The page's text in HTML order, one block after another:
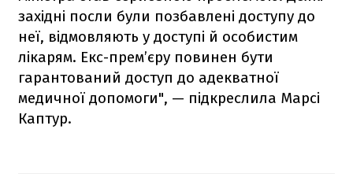
західні посли були позбавлені доступу до
неї, відмовляють у доступі й особистим
лікарям. Екс-прем’єру повинен бути
гарантований доступ до адекватної
медичної допомоги", — підкреслила Марсі
Каптур.